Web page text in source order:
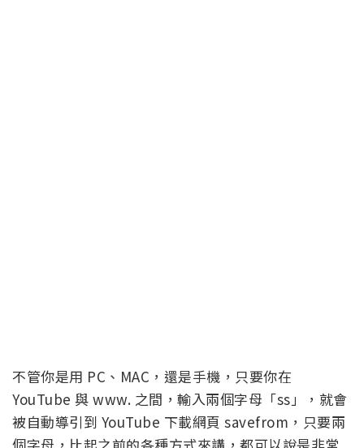
不管你是用 PC、MAC，還是手機，只要你在
YouTube 與 www. 之間，輸入兩個字母「ss」，就會
被自動導引到 YouTube 下載網頁 savefrom，只要兩